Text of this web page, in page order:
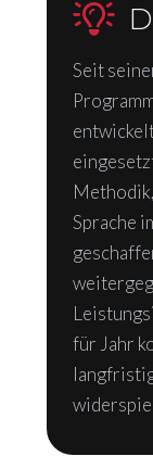
Seit
Sprache
für Jahr